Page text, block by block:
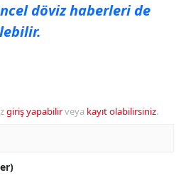
döviz haberleri de
giriş yapabilirveya kayıt olabilirsiniz.